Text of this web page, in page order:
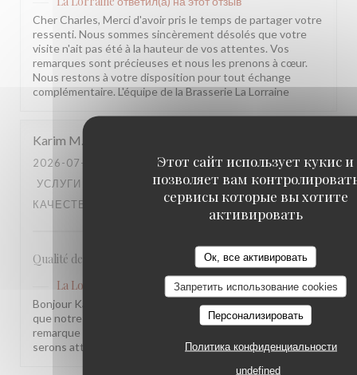
Этот сайт использует кукис и
позволяет вам
сервисы которые вы хотите
активировать
Ок, все активировать
Запретить использование cookies
Персонализировать
Политика конфиденциальности
undefined
Cher Charles, Merci d'avoir pris le temps de partager votre
ressenti. Nous sommes sincèrement désolés que votre
visite n'ait pas été à la hauteur de vos attentes. Vos
remarques sont précieuses et nous les prenons à cœur.
Nous restons à votre disposition pour tout échange
complémentaire. L'équipe de la Brasserie La Lorraine
Karim M
2026-07-17
- 20:30 - ГОСТИ 2
УСЛУГИ
АТМОСФЕРА: 4/5 МЕНЮ : 4/5 ЦЕНА /
КАЧЕСТВО
Qualité des plats, cadre et amabilité de l’équipe
La Lorraine
ответил(а) на этот отзыв
Bonjour Karim, Merci pour ce retour ! Nous sommes ravis
que notre équipe et l'ambiance vous aient plu. Votre
remarque sur le rapport qualité-prix est notée, nous y
serons attentifs. À très bientôt !